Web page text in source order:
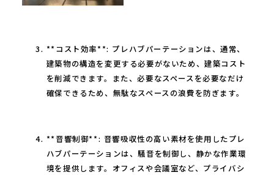
**コスト効率**: プレハブパーテーションは、通常、
建築物の構造を変更する必要がないため、建築コスト
を削減できます。また、必要なスペースを必要なだけ
確保できるため、無駄なスペースの浪費を防ぎます。
**音響制御**: 音響吸収性の高い素材を使用したプレ
ハブパーテーションは、騒音を制御し、静かな作業環
境を提供します。オフィスや会議室など、プライバシ